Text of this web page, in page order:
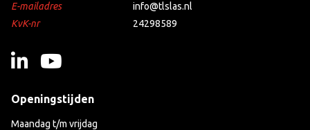
E-mailadres
info@tlslas.nl
KvK-nr
24298589
Openingstijden
Maandag t/m vrijdag